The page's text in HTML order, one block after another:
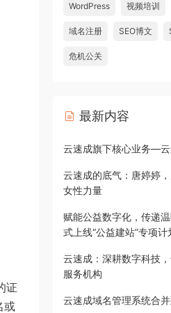
证
或
WordPress 视频培训
域名注册 SEO博文
危机公关
最新内容
云速成旗下核心业务—
云速成的底气：唐婷婷
女性力量
赋能公益数字化，传递
式上线“公益建站”专项计
云速成：深耕数字科技
服务机构
云速成域名管理系统合